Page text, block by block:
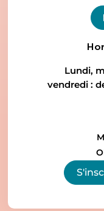
Lundi,
vendredi :